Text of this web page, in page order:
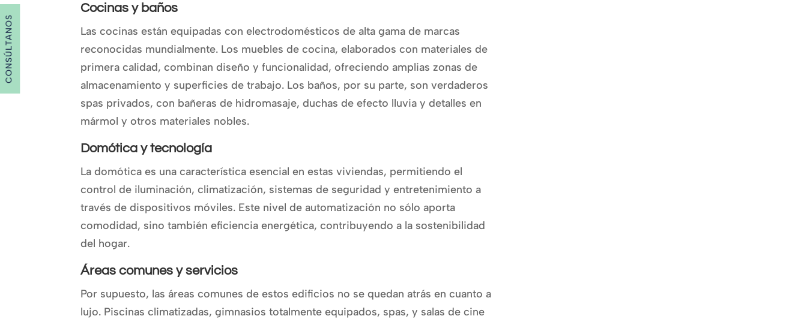
Cocinas y baños
Las cocinas están equipadas con electrodomésticos de alta gama de marcas
reconocidas mundialmente. Los muebles de cocina, elaborados con materiales de
primera calidad, combinan diseño y funcionalidad, ofreciendo amplias zonas de
almacenamiento y superficies de trabajo. Los baños, por su parte, son verdaderos
spas privados, con bañeras de hidromasaje, duchas de efecto lluvia y detalles en
mármol y otros materiales nobles.
Domótica y tecnología
La domótica es una característica esencial en estas viviendas, permitiendo el
control de iluminación, climatización, sistemas de seguridad y entretenimiento a
través de dispositivos móviles. Este nivel de automatización no sólo aporta
comodidad, sino también eficiencia energética, contribuyendo a la sostenibilidad
del hogar.
Áreas comunes y servicios
Por supuesto, las áreas comunes de estos edificios no se quedan atrás en cuanto a
lujo. Piscinas climatizadas, gimnasios totalmente equipados, spas, y salas de cine
CONSÚLTANOS